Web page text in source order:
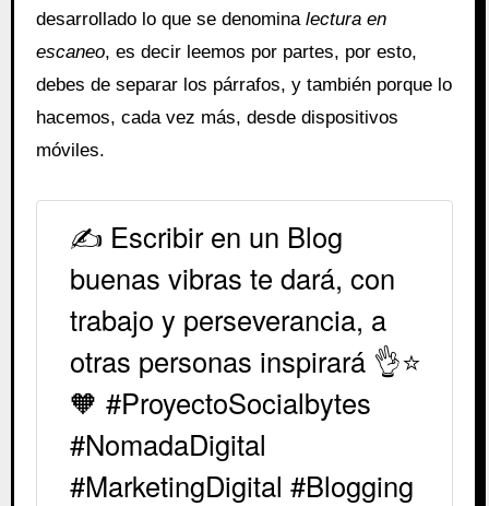
desarrollado lo que se denominalectura en
escaneo, es decir leemos por partes, por esto,
debes de separar los párrafos, y también porque lo
hacemos, cada vez más, desde dispositivos
móviles.
✍️ Escribir en un Blog
buenas vibras te dará, con
trabajo y perseverancia, a
otras personas inspirará 👌⭐️
🧡 #ProyectoSocialbytes
#NomadaDigital
#MarketingDigital #Blogging